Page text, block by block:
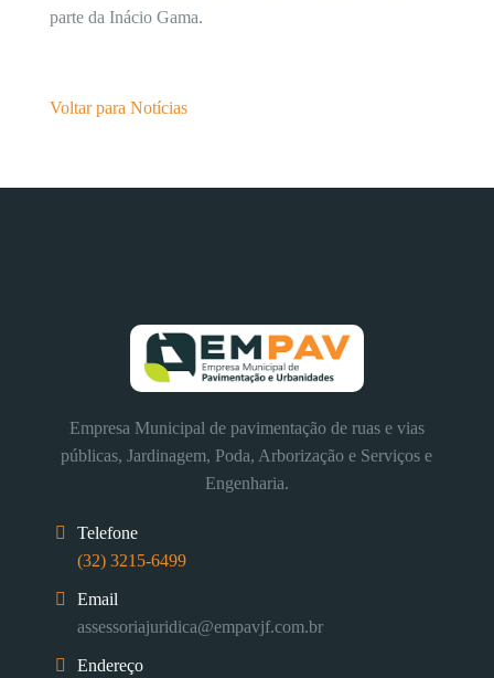
parte da Inácio Gama.
Voltar para Notícias
Empresa Municipal de pavimentação de ruas e vias
públicas, Jardinagem, Poda, Arborização e Serviços e
Engenharia.
Telefone
(32) 3215-6499
Email
assessoriajuridica@empavjf.com.br
Endereço